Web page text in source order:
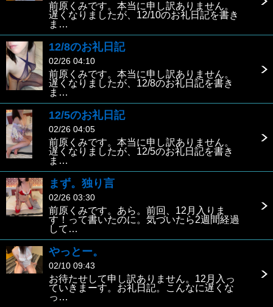
前原くみです。本当に申し訳ありません。
遅くなりましたが、12/10のお礼日記を書き
ま…
12/8のお礼日記
02/26 04:10
前原くみです。本当に申し訳ありません。
遅くなりましたが、12/8のお礼日記を書き
ま…
12/5のお礼日記
02/26 04:05
前原くみです。本当に申し訳ありません。
遅くなりましたが、12/5のお礼日記を書き
ま…
まず。独り言
02/26 03:30
前原くみです。あら。前回、12月入りま
す！って書いたのに。気づいたら2週間経過
して…
やっとー。
02/10 09:43
お待たせして申し訳ありません。12月入っ
ていきまーす。お礼日記。こんなに遅くな
っ…